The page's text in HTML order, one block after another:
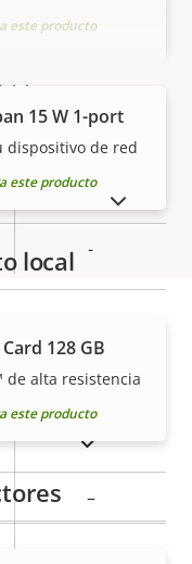
Sí
-
Sí
Sí
–
este producto
15 W 1-port
dispositivo de red
este producto
local
128 GB
de alta resistencia
este producto